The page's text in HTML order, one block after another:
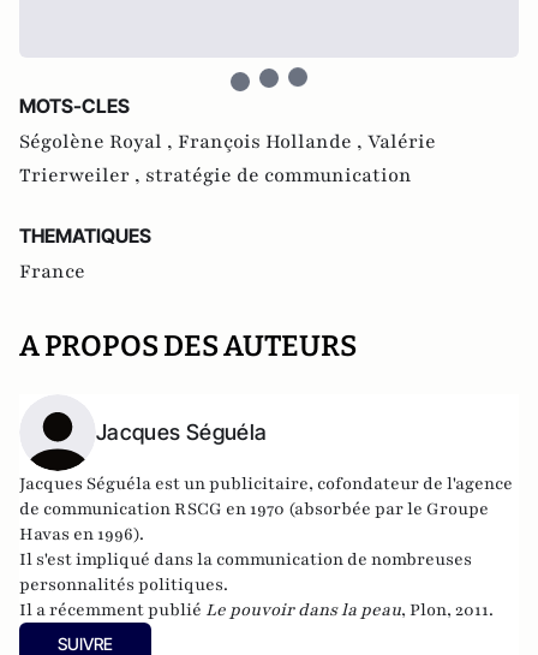
MOTS-CLES
Ségolène Royal , François Hollande , Valérie
Trierweiler , stratégie de communication
THEMATIQUES
France
A PROPOS DES AUTEURS
Jacques Séguéla
Jacques Séguéla est un publicitaire, cofondateur de l'agence
de communication RSCG en 1970 (absorbée par le Groupe
Havas en 1996).
Il s'est impliqué dans la communication de nombreuses
personnalités politiques.
Il a récemment publié Le pouvoir dans la peau, Plon, 2011.
SUIVRE